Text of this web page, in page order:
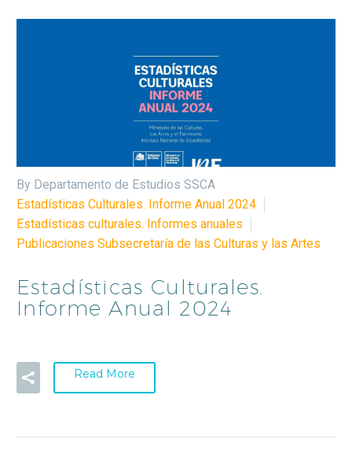
By Departamento de Estudios SSCA
Estadísticas Culturales. Informe Anual 2024
Estadísticas culturales. Informes anuales
Publicaciones Subsecretaría de las Culturas y las Artes
Estadísticas Culturales.
Informe Anual 2024
Read More